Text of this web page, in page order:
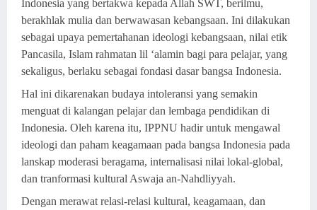
Indonesia yang bertakwa kepada Allah SWT, berilmu,
berakhlak mulia dan berwawasan kebangsaan. Ini dilakukan
sebagai upaya pemertahanan ideologi kebangsaan, nilai etik
Pancasila, Islam rahmatan lil ‘alamin bagi para pelajar, yang
sekaligus, berlaku sebagai fondasi dasar bangsa Indonesia.
Hal ini dikarenakan budaya intoleransi yang semakin
menguat di kalangan pelajar dan lembaga pendidikan di
Indonesia. Oleh karena itu, IPPNU hadir untuk mengawal
ideologi dan paham keagamaan pada bangsa Indonesia pada
lanskap moderasi beragama, internalisasi nilai lokal-global,
dan tranformasi kultural Aswaja an-Nahdliyyah.
Dengan merawat relasi-relasi kultural, keagamaan, dan